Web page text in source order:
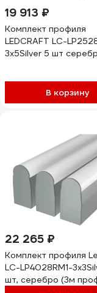
19 913 ₽
Комплект профиля
LEDCRAFT LC-
3x5Silver 5 шт
заглушки+комплект
шурупов) 1616340537
В корзину
22 265 ₽
Комплект профиля
LC-LP4028RM1-
шт, серебро (3м